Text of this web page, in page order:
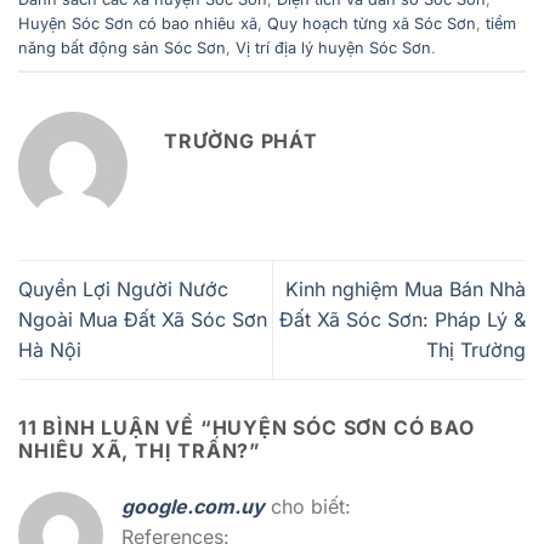
Huyện Sóc Sơn có bao nhiêu xã, Quy hoạch từng xã Sóc Sơn, tiềm
năng bất động sản Sóc Sơn, Vị trí địa lý huyện Sóc Sơn.
TRƯỜNG PHÁT
Quyền Lợi Người Nước
Ngoài Mua Đất Xã Sóc Sơn
Hà Nội
Kinh nghiệm Mua Bán Nhà
Đất Xã Sóc Sơn: Pháp Lý &
Thị Trường
11 BÌNH LUẬN VỀ “HUYỆN SÓC SƠN CÓ BAO
NHIÊU XÃ, THỊ TRẤN?”
google.com.uy cho biết:
References: